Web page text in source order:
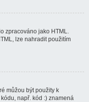
zpracováno jako HTML.
lze nahradit použitím
můžou být použity k
např. kód :) znamená